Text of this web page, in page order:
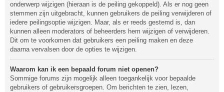
onderwerp wijzigen (hieraan is de peiling gekoppeld). Als er nog geen
stemmen zijn uitgebracht, kunnen gebruikers de peiling verwijderen of
iedere peilingsoptie wijzigen. Maar, als er reeds gestemd is, dan
kunnen alleen moderators of beheerders hem wijzigen of verwijderen.
Dit om te voorkomen dat gebruikers een peiling maken en deze
daarna vervalsen door de opties te wijzigen.
Waarom kan ik een bepaald forum niet openen?
Sommige forums zijn mogelijk alleen toegankelijk voor bepaalde
gebruikers of gebruikersgroepen. Om berichten te zien, lezen,